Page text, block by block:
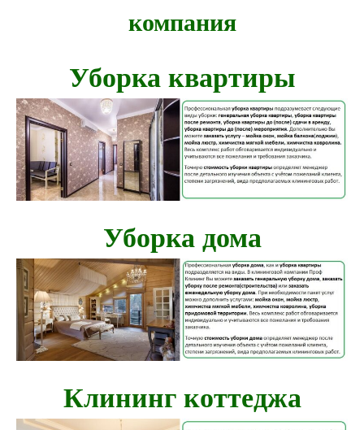
компания
Уборка квартиры
Уборка дома
Клининг коттеджа